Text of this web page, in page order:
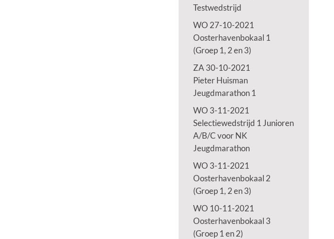
Testwedstrijd
WO 27-10-2021
Oosterhavenbokaal 1
(Groep 1, 2 en 3)
ZA 30-10-2021
Pieter Huisman
Jeugdmarathon 1
WO 3-11-2021
Selectiewedstrijd 1 Junioren
A/B/C voor NK
Jeugdmarathon
WO 3-11-2021
Oosterhavenbokaal 2
(Groep 1, 2 en 3)
WO 10-11-2021
Oosterhavenbokaal 3
(Groep 1 en 2)